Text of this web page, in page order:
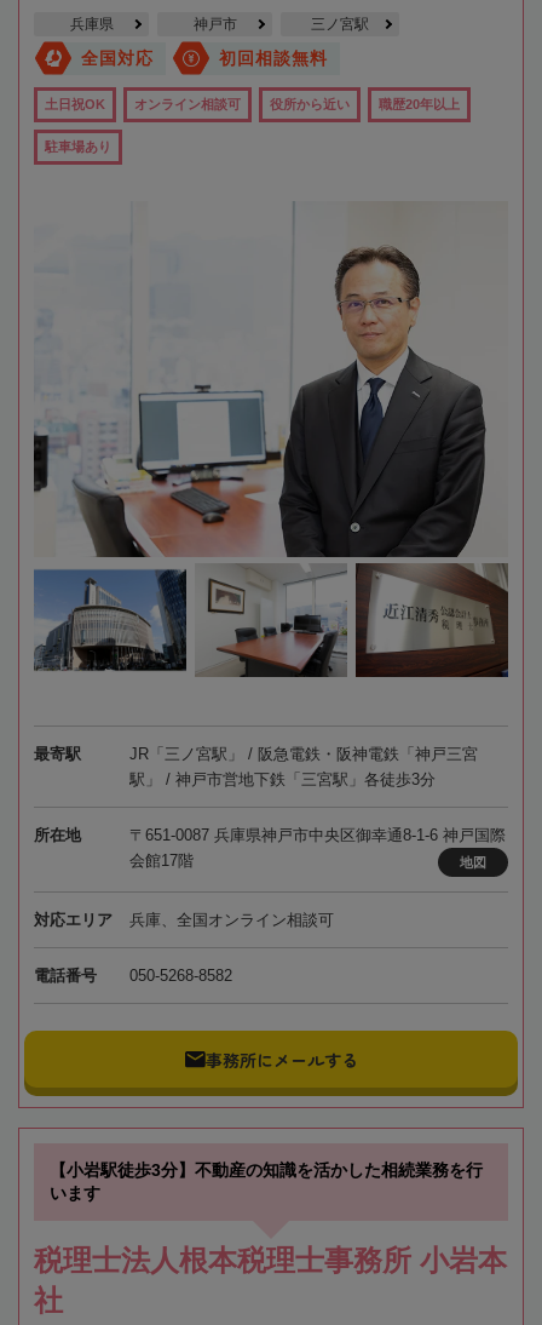
兵庫県 神戸市 三ノ宮駅
全国対応 初回相談無料
土日祝OK オンライン相談可 役所から近い 職歴20年以上
駐車場あり
最寄駅
JR「三ノ宮駅」 / 阪急電鉄・阪神電鉄「神戸三宮
駅」 / 神戸市営地下鉄「三宮駅」各徒歩3分
所在地
〒651-0087 兵庫県神戸市中央区御幸通8-1-6 神戸国際
会館17階
地図
対応エリア 兵庫、全国オンライン相談可
電話番号 050-5268-8582
事務所にメールする
【小岩駅徒歩3分】不動産の知識を活かした相続業務を行
います
税理士法人根本税理士事務所 小岩本
社